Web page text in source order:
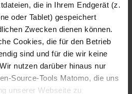
die in Ihrem Endgerät (z.
oder Tablet) gespeichert
Zwecken dienen können.
Cookies, die für den Betrieb
sind und für die wir keine
nutzen darüber hinaus nur
Source-Tools Matomo, die uns
unserer Webseite zu
Fotografo: Lorenz
Sternbach
Download